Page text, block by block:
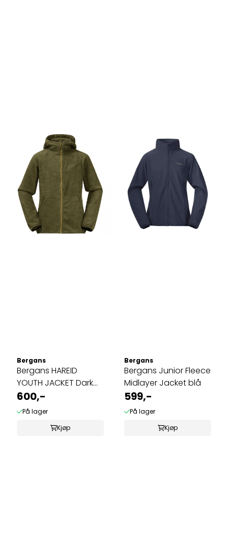
Bergans
Bergans HAREID
YOUTH JACKET Dark
Olive Green
600,-
På lager
Kjøp
Bergans
Bergans Junior Fleece
Midlayer Jacket blå
599,-
På lager
Kjøp